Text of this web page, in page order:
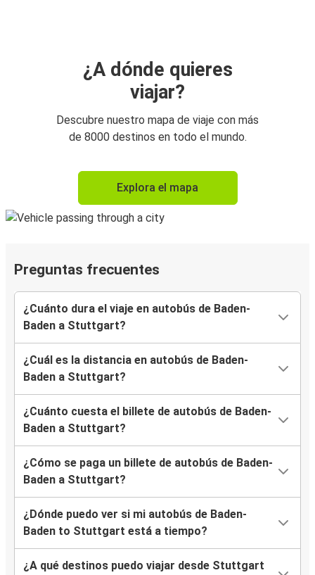
¿A dónde quieres
viajar?
Descubre nuestro mapa de viaje con más
de 8000 destinos en todo el mundo.
Explora el mapa
Preguntas frecuentes
¿Cuánto dura el viaje en autobús de Baden-
Baden a Stuttgart?
¿Cuál es la distancia en autobús de Baden-
Baden a Stuttgart?
¿Cuánto cuesta el billete de autobús de Baden-
Baden a Stuttgart?
¿Cómo se paga un billete de autobús de Baden-
Baden a Stuttgart?
¿Dónde puedo ver si mi autobús de Baden-
Baden to Stuttgart está a tiempo?
¿A qué destinos puedo viajar desde Stuttgart